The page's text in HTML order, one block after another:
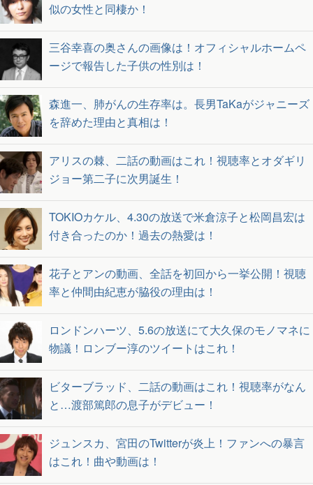
似の女性と同棲か！
三谷幸喜の奥さんの画像は！オフィシャルホームペ
ージで報告した子供の性別は！
森進一、肺がんの生存率は。長男TaKaがジャニーズ
を辞めた理由と真相は！
アリスの棘、二話の動画はこれ！視聴率とオダギリ
ジョー第二子に次男誕生！
TOKIOカケル、4.30の放送で米倉涼子と松岡昌宏は
付き合ったのか！過去の熱愛は！
花子とアンの動画、全話を初回から一挙公開！視聴
率と仲間由紀恵が脇役の理由は！
ロンドンハーツ、5.6の放送にて大久保のモノマネに
物議！ロンブー淳のツイートはこれ！
ビターブラッド、二話の動画はこれ！視聴率がなん
と…渡部篤郎の息子がデビュー！
ジュンスカ、宮田のTwitterが炎上！ファンへの暴言
はこれ！曲や動画は！